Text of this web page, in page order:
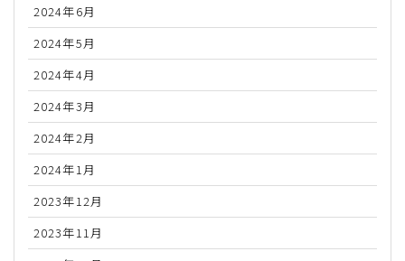
2024年6月
2024年5月
2024年4月
2024年3月
2024年2月
2024年1月
2023年12月
2023年11月